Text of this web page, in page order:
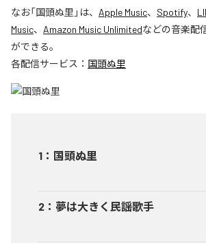
なお「国頭ぬ里 」は、 Apple Music、 Spotify、
Music、 Amazon Music Unlimitedなどの音楽配
ができる。
各配信サービス： 国頭ぬ里
1 ： 国頭ぬ里
2 ： 夢は大きく民謡歌手